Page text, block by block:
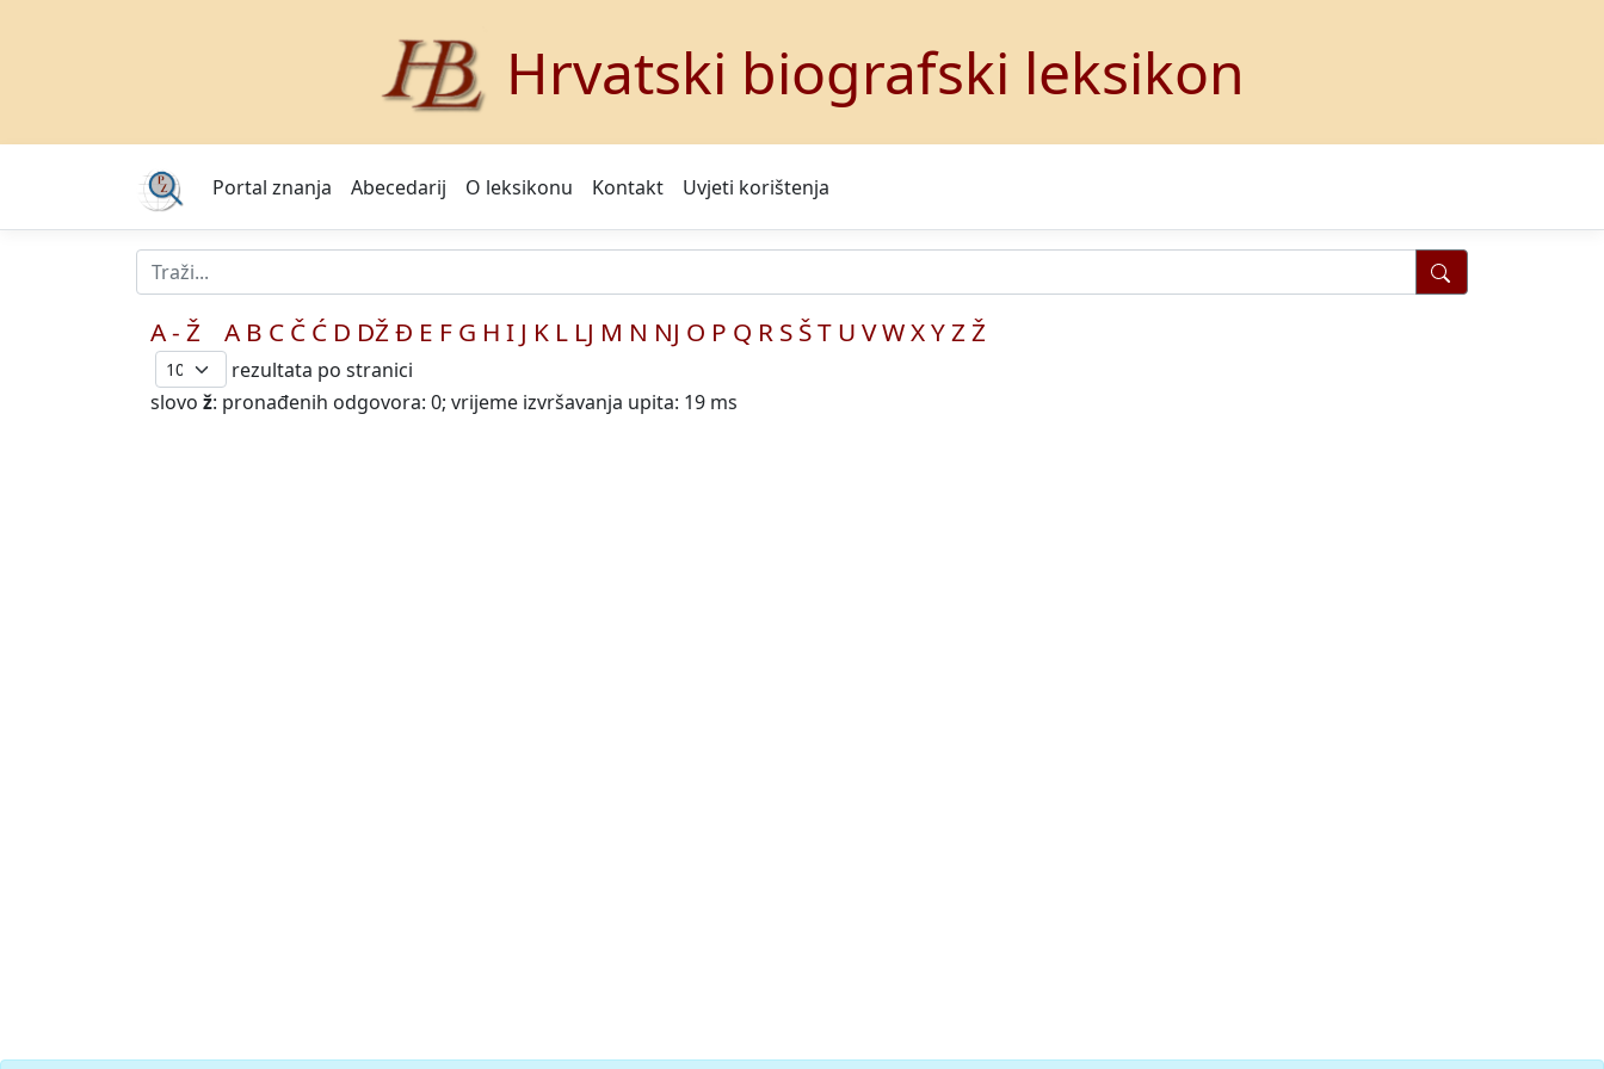
Hrvatski biografski leksikon
Portal znanja Abecedarij O leksikonu Kontakt Uvjeti korištenja
A - Ž A B C Č Ć D DŽ Đ E F G H I J K L LJ M N NJ O P Q R S ŠT U VWXYZ Ž
rezultata po stranici
slovo ž: pronađenih odgovora: 0; vrijeme izvršavanja upita: 19 ms